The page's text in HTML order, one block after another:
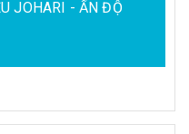
JOHARI - ẤN ĐỘ